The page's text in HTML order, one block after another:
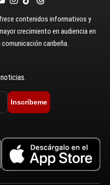
contenidos informativos y
crecimiento en audiencia en
caribeña.
Inscríbeme